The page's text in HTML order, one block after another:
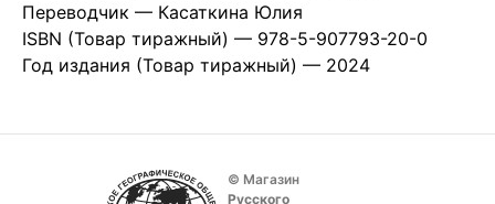
Переводчик — Касаткина Юлия
ISBN (Товар тиражный) — 978-5-907793-20-0
Год издания (Товар тиражный) — 2024
© Магазин
Русского